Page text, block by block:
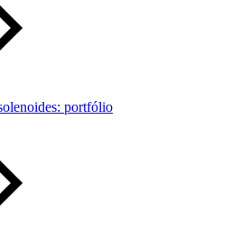
portfólio